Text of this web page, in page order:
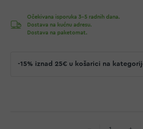
Očekivana isporuka 3-5 radnih dana.
Dostava na kućnu adresu.
Dostava na paketomat.
-15% iznad 25€ u košarici na